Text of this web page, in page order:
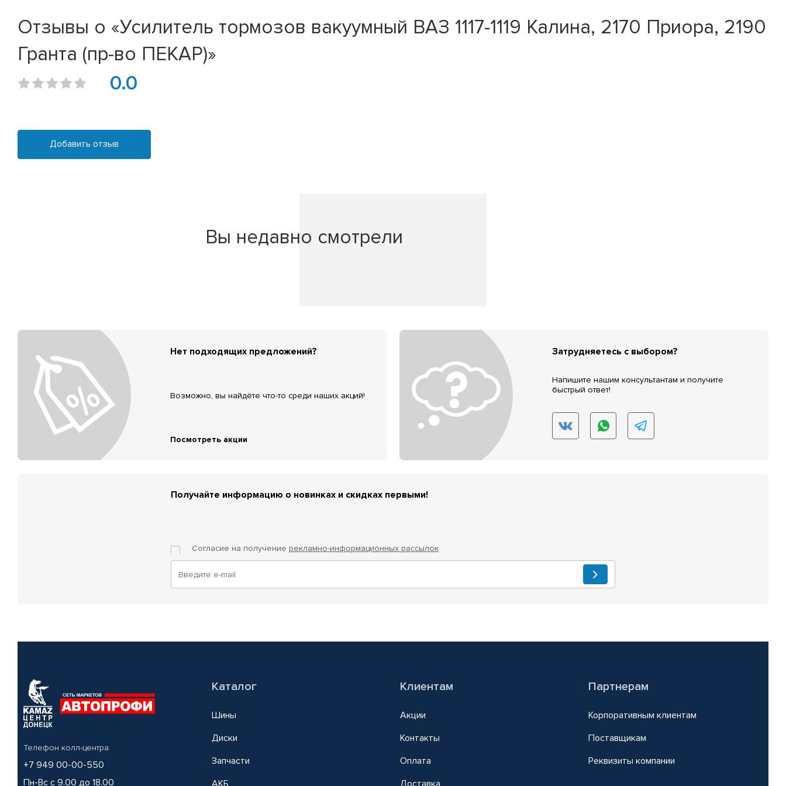
Отзывы о «Усилитель тормозов вакуумный ВАЗ 1117-1119 Калина, 2170 Приора, 2190
Гранта (пр-во ПЕКАР)»
0.0
Добавить отзыв
Вы недавно смотрели
Нет подходящих предложений?
Возможно, вы найдёте что-то среди наших акций!
Посмотреть акции
Затрудняетесь с выбором?
Напишите нашим консультантам и получите
быстрый ответ!
Получайте информацию о новинках и скидках первыми!
Согласие на получение рекламно-информационных рассылок
Телефон колл-центра
+7 949 00-00-550
Пн-Вс с 9.00 до 18.00
Каталог
Шины
Диски
Запчасти
АКБ
Клиентам
Акции
Контакты
Оплата
Доставка
Партнерам
Корпоративным клиентам
Поставщикам
Реквизиты компании